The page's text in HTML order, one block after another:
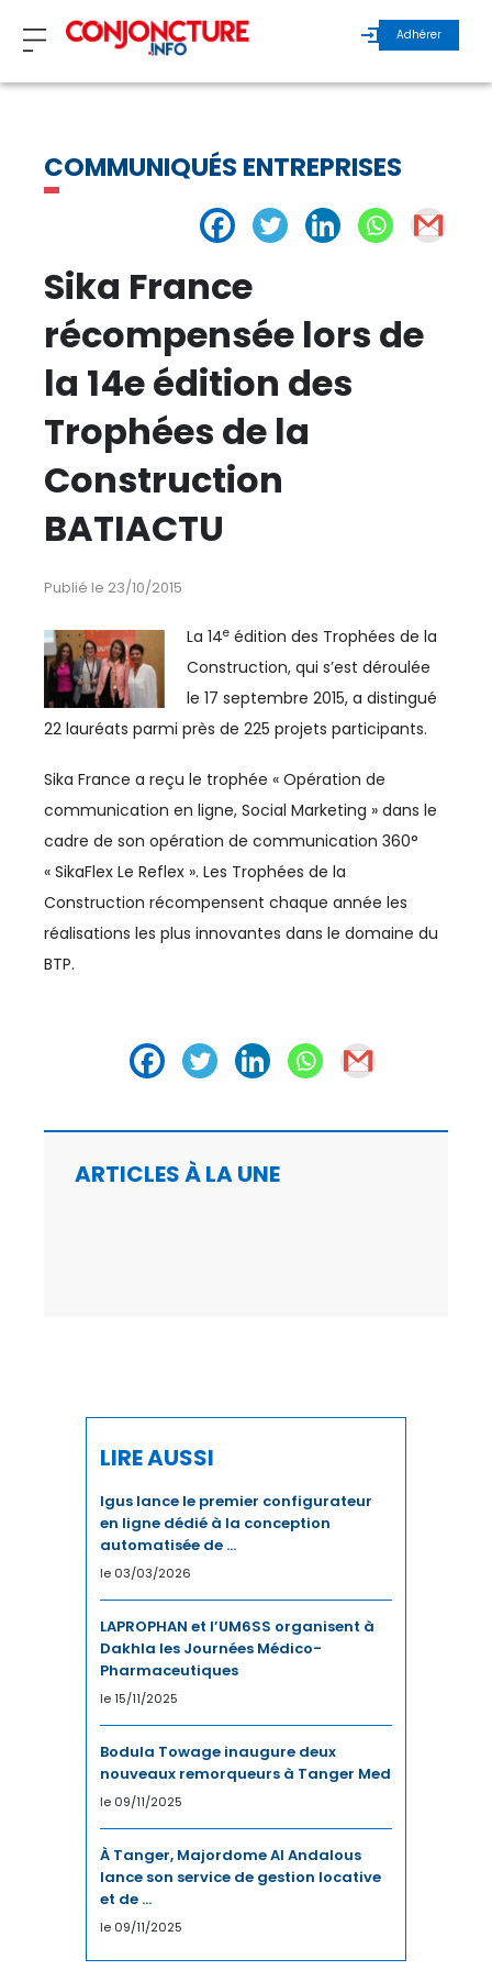
Adhérer
INVITÉS
REGARDS D’EXPERTS
ÉCHOS DURABLES
REVUE CONJONCTURE
CONSULTER LA REVUE
AERIEN
AÉRONAUTIQUE
AFRIQUE
AGRO-AGRI
ASSOCIATIONS
AUTOMOBILE
CASABLANCA-SETTAT
CFCIM
CHIMIE
CLIMAT
COMMERCE / DISTRIBUTION
COMMERCE INTERNATIONAL
CONSO
COUPE DU MONDE 2023
COMMUNIQUÉS ENTREPRISES
Sika France
récompensée lors de
la 14e édition des
Trophées de la
Construction
BATIACTU
Publié le 23/10/2015
La 14e édition des Trophées de la
Construction, qui s’est déroulée
le 17 septembre 2015, a distingué
22 lauréats parmi près de 225 projets participants.
Sika France a reçu le trophée « Opération de
communication en ligne, Social Marketing » dans le
cadre de son opération de communication 360°
« SikaFlex Le Reflex ». Les Trophées de la
Construction récompensent chaque année les
réalisations les plus innovantes dans le domaine du
BTP.
ARTICLES À LA UNE
LIRE AUSSI
Igus lance le premier configurateur
en ligne dédié à la conception
automatisée de ...
le 03/03/2026
LAPROPHAN et l’UM6SS organisent à
Dakhla les Journées Médico-
Pharmaceutiques
le 15/11/2025
Bodula Towage inaugure deux
nouveaux remorqueurs à Tanger Med
le 09/11/2025
À Tanger, Majordome Al Andalous
lance son service de gestion locative
et de ...
le 09/11/2025